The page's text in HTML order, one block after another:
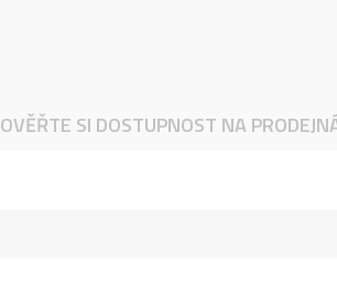
OVĚŘTE SI DOSTUPNOST NA